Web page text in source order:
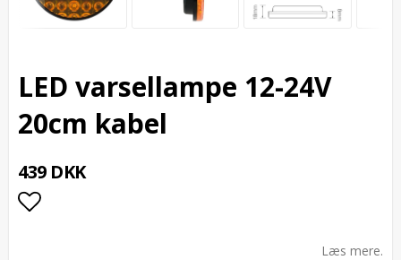
LED varsellampe 12-24V
20cm kabel
439 DKK
Læs mere.